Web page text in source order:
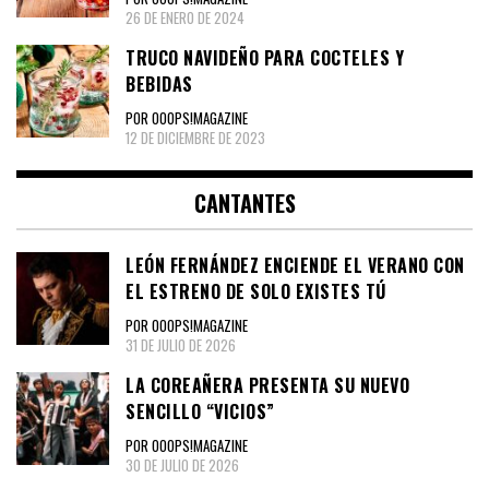
26 DE ENERO DE 2024
TRUCO NAVIDEÑO PARA COCTELES Y
BEBIDAS
POR OOOPS!MAGAZINE
12 DE DICIEMBRE DE 2023
CANTANTES
LEÓN FERNÁNDEZ ENCIENDE EL VERANO CON
EL ESTRENO DE SOLO EXISTES TÚ
POR OOOPS!MAGAZINE
31 DE JULIO DE 2026
LA COREAÑERA PRESENTA SU NUEVO
SENCILLO “VICIOS”
POR OOOPS!MAGAZINE
30 DE JULIO DE 2026